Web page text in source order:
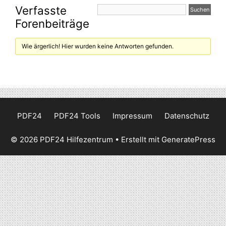
Verfasste
Forenbeiträge
Wie ärgerlich! Hier wurden keine Antworten gefunden.
PDF24 PDF24 Tools Impressum Datenschutz
© 2026 PDF24 Hilfezentrum • Erstellt mit GeneratePress